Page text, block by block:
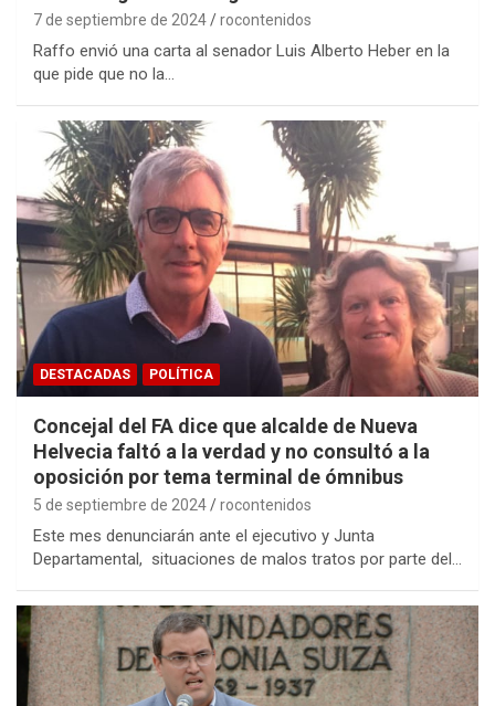
7 de septiembre de 2024 rocontenidos
Raffo envió una carta al senador Luis Alberto Heber en la
que pide que no la…
DESTACADAS POLÍTICA
Concejal del FA dice que alcalde de Nueva
Helvecia faltó a la verdad y no consultó a la
oposición por tema terminal de ómnibus
5 de septiembre de 2024 rocontenidos
Este mes denunciarán ante el ejecutivo y Junta
Departamental, situaciones de malos tratos por parte del…